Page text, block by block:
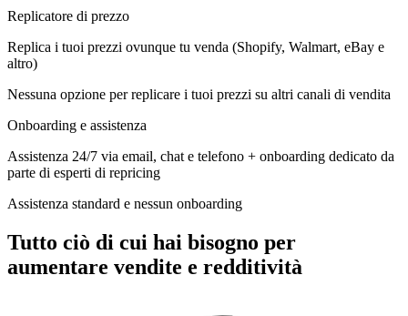
Replicatore di prezzo
Replica i tuoi prezzi ovunque tu venda (Shopify, Walmart, eBay e
altro)
Nessuna opzione per replicare i tuoi prezzi su altri canali di vendita
Onboarding e assistenza
Assistenza 24/7 via email, chat e telefono + onboarding dedicato da
parte di esperti di repricing
Assistenza standard e nessun onboarding
Tutto ciò di cui hai bisogno per
aumentare vendite e redditività